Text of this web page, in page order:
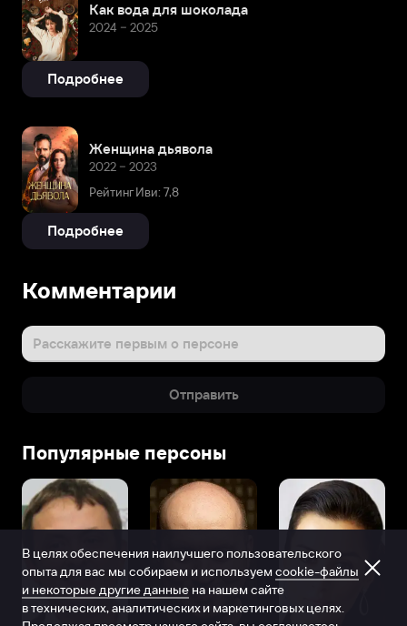
Как вода для шоколада
2024 – 2025
Подробнее
Женщина дьявола
2022 – 2023
Рейтинг Иви: 7,8
Подробнее
Комментарии
Расскажите первым о персоне
Отправить
Популярные персоны
В целях обеспечения наилучшего пользовательского
опыта для вас мы собираем и используем cookie-файлы
и некоторые другие данные на нашем сайте
в технических, аналитических и маркетинговых целях.